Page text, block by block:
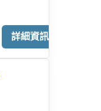
詳細資訊